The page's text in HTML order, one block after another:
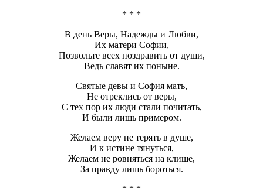
* * *
В день Веры, Надежды и Любви,
Их матери Софии,
Позвольте всех поздравить от души,
Ведь славят их поныне.
Святые девы и София мать,
Не отреклись от веры,
С тех пор их люди стали почитать,
И были лишь примером.
Желаем веру не терять в душе,
И к истине тянуться,
Желаем не ровняться на клише,
За правду лишь бороться.